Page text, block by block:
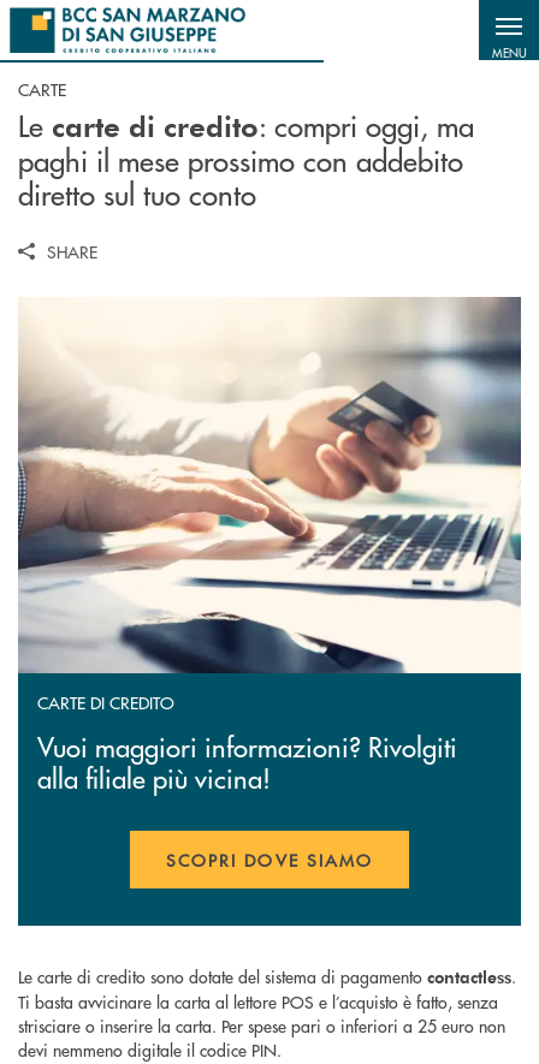
Salta al contenuto principale
MENU
CARTE
Le carte di credito: compri oggi, ma
paghi il mese prossimo con addebito
diretto sul tuo conto
SHARE
CARTE DI CREDITO
Vuoi maggiori informazioni? Rivolgiti
alla filiale più vicina!
SCOPRI DOVE SIAMO
Le carte di credito sono dotate del sistema di pagamento contactless.
Ti basta avvicinare la carta al lettore POS e l’acquisto è fatto, senza
strisciare o inserire la carta. Per spese pari o inferiori a 25 euro non
devi nemmeno digitale il codice PIN.